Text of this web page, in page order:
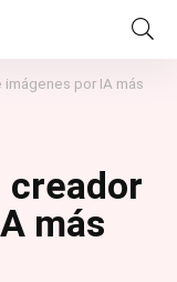
imágenes por IA más
creador
más